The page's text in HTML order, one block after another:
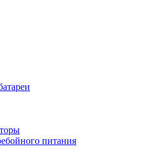
питания